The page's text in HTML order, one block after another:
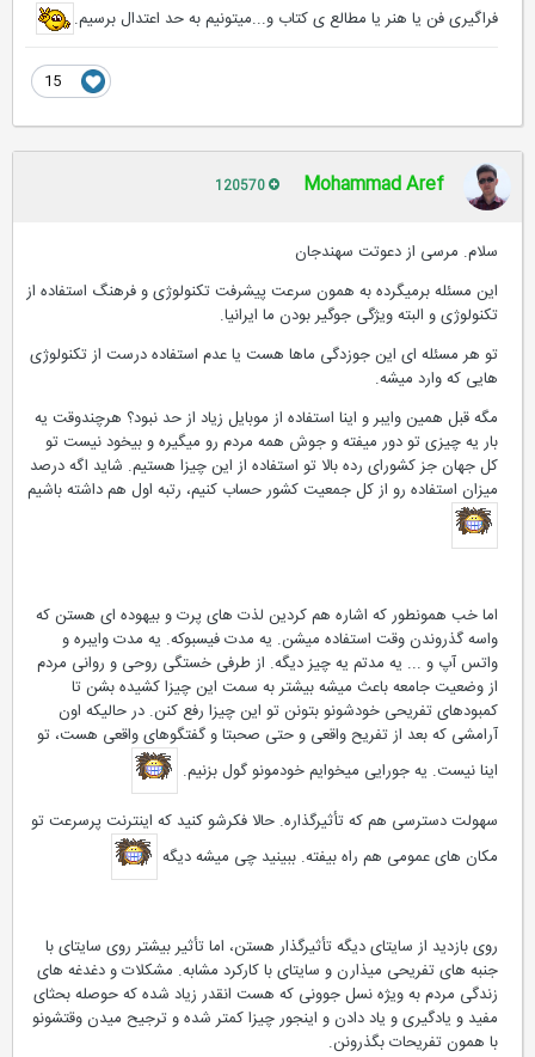
فراگیری فن یا هنر یا مطالع ی کتاب و...میتونیم به حد اعتدال برسیم.
Mohammad Aref
سلام. مرسی از دعوتت سهندجان
این مسئله برمیگرده به همون سرعت پیشرفت تکنولوژی و فرهنگ استفاده از
تکنولوژی و البته ویژگی جوگیر بودن ما ایرانیا.
تو هر مسئله ای این جوزدگی ماها هست یا عدم استفاده درست از تکنولوژی
هایی که وارد میشه.
مگه قبل همین وایبر و اینا استفاده از موبایل زیاد از حد نبود؟ هرچندوقت یه
بار یه چیزی تو دور میفته و جوش همه مردم رو میگیره و بیخود نیست تو
کل جهان جز کشورای رده بالا تو استفاده از این چیزا هستیم. شاید اگه درصد
میزان استفاده رو از کل جمعیت کشور حساب کنیم، رتبه اول هم داشته باشیم
اما خب همونطور که اشاره هم کردین لذت های پرت و بیهوده ای هستن که
واسه گذروندن وقت استفاده میشن. یه مدت فیسبوکه. یه مدت وایبره و
واتس آپ و ... یه مدتم یه چیز دیگه. از طرفی خستگی روحی و روانی مردم
از وضعیت جامعه باعث میشه بیشتر به سمت این چیزا کشیده بشن تا
کمبودهای تفریحی خودشونو بتونن تو این چیزا رفع کنن. در حالیکه اون
آرامشی که بعد از تفریح واقعی و حتی صحبتا و گفتگوهای واقعی هست، تو
اینا نیست. یه جورایی میخوایم خودمونو گول بزنیم.
سهولت دسترسی هم که تأثیرگذاره. حالا فکرشو کنید که اینترنت پرسرعت تو
مکان های عمومی هم راه بیفته. ببینید چی میشه دیگه
روی بازدید از سایتای دیگه تأثیرگذار هستن، اما تأثیر بیشتر روی سایتای با
جنبه های تفریحی میذارن و سایتای با کارکرد مشابه. مشکلات و دغدغه های
زندگی مردم به ویژه نسل جوونی که هست انقدر زیاد شده که حوصله بحثای
مفید و یادگیری و یاد دادن و اینجور چیزا کمتر شده و ترجیح میدن وقتشونو
با همون تفریحات بگذرونن.